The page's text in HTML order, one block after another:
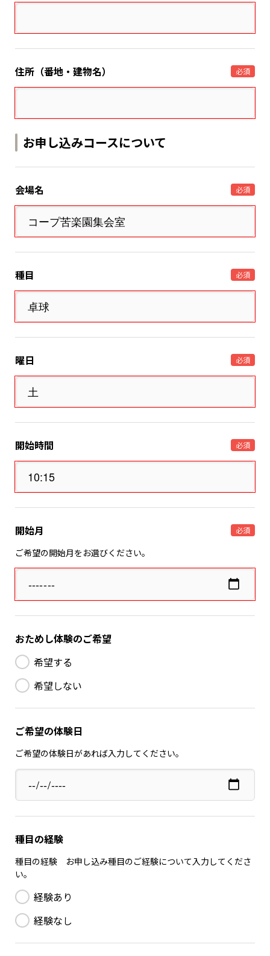
住所（番地・建物名） 必須
お申し込みコースについて
会場名 必須
種目 必須
曜日 必須
開始時間 必須
開始月 必須
ご希望の開始月をお選びください。
おためし体験のご希望
希望する
希望しない
ご希望の体験日
ご希望の体験日があれば入力してください。
種目の経験
種目の経験 お申し込み種目のご経験について入力してくださ
い。
経験あり
経験なし